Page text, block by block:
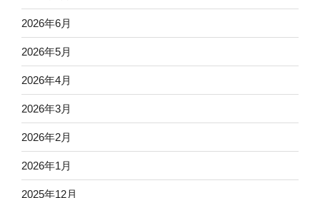
2026年6月
2026年5月
2026年4月
2026年3月
2026年2月
2026年1月
2025年12月